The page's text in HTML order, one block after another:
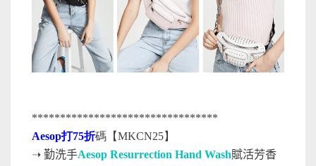
*********************************
Aesop打75折碼【MKCN25】
➝ 勤洗手Aesop Resurrection Hand Wash賦活芳香